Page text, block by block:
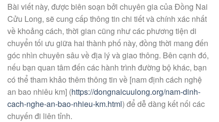
Bài viết này, được biên soạn bởi chuyên gia của Đồng Nai
Cửu Long, sẽ cung cấp thông tin chi tiết và chính xác nhất
về khoảng cách, thời gian cũng như các phương tiện di
chuyển tối ưu giữa hai thành phố này, đồng thời mang đến
góc nhìn chuyên sâu về địa lý và giao thông. Bên cạnh đó,
nếu bạn quan tâm đến các hành trình đường bộ khác, bạn
có thể tham khảo thêm thông tin về [nam định cách nghệ
an bao nhiêu km] (https://dongnaicuulong.org/nam-dinh-
cach-nghe-an-bao-nhieu-km.html) để dễ dàng kết nối các
chuyến đi liên tỉnh.